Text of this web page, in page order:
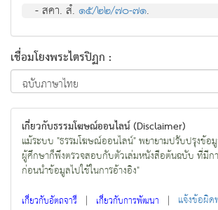
- สคา. สํ.๑๕/๒๒/๗๐-๗๑.
เชื่อมโยงพระไตรปิฏก :
เกี่ยวกับธรรมโฆษณ์ออนไลน์ (Disclaimer)
แม้ระบบ "ธรรมโฆษณ์ออนไลน์" พยายามปรับปรุงข้อ
ผู้ศึกษาก็พึงตรวจสอบกับตัวเล่มหนังสือต้นฉบับ ที่มีก
ก่อนนำข้อมูลไปใช้ในการอ้างอิง"
เกี่ยวกับอัตถจารี | เกี่ยวกับการพัฒนา | แจ้งข้อผิ